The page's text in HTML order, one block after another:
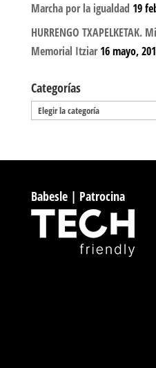
Marcha por la igualdad 19
HURRENGO TXAPELKETAK.
Memorial Itziar 16 mayo,
Categorías
Categorías
Babesle | Patrocina